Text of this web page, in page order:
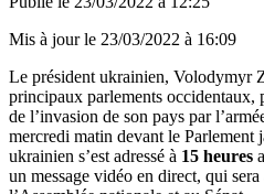
Mis à jour le 23/03/2022 à 16:09
Le président ukrainien, Volodymyr
principaux parlements occidentaux,
de l’invasion de son pays par
mercredi matin devant le Parlement
ukrainien s’est adressé à 15 heures
un message vidéo en direct, qui